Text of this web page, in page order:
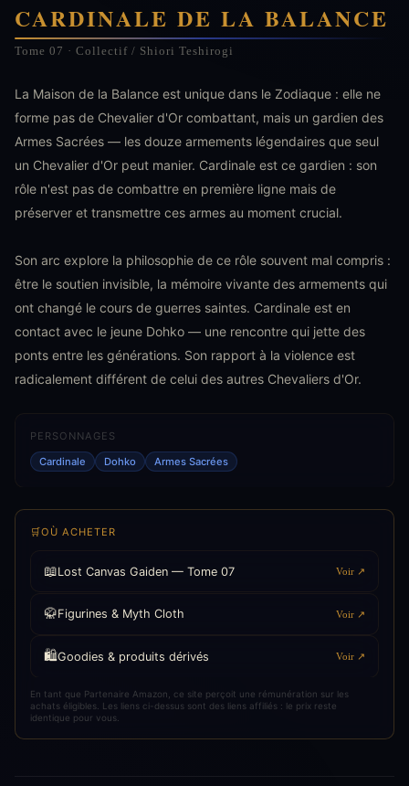
CARDINALE DE LA BALANCE
Tome 07 · Collectif / Shiori Teshirogi
La Maison de la Balance est unique dans le Zodiaque : elle ne
forme pas de Chevalier d'Or combattant, mais un gardien des
Armes Sacrées — les douze armements légendaires que seul
un Chevalier d'Or peut manier. Cardinale est ce gardien : son
rôle n'est pas de combattre en première ligne mais de
préserver et transmettre ces armes au moment crucial.
Son arc explore la philosophie de ce rôle souvent mal compris :
être le soutien invisible, la mémoire vivante des armements qui
ont changé le cours de guerres saintes. Cardinale est en
contact avec le jeune Dohko — une rencontre qui jette des
ponts entre les générations. Son rapport à la violence est
radicalement différent de celui des autres Chevaliers d'Or.
PERSONNAGES
Cardinale Dohko Armes Sacrées
🛒OÙ ACHETER
📖Lost Canvas Gaiden — Tome 07 Voir ↗
🥋Figurines & Myth Cloth Voir ↗
🛍️Goodies & produits dérivés Voir ↗
En tant que Partenaire Amazon, ce site perçoit une rémunération sur les
achats éligibles. Les liens ci-dessus sont des liens affiliés : le prix reste
identique pour vous.